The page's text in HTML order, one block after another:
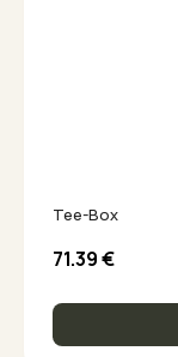
Tee-Box
71.39€